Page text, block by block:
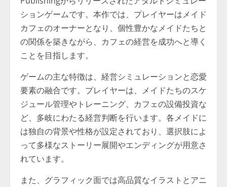
ションゲームです。本作では、プレイヤーはメイド
カフェのオーナーとなり、個性豊かなメイドたちと
の関係を築きながら、カフェの経営を成功へと導く
ことを目指します。
ゲームの主な特徴は、経営シミュレーションと恋愛
要素の融合です。プレイヤーは、メイドたちのスケ
ジュール管理やトレーニング、カフェの設備投資な
ど、多岐にわたる経営判断を行います。各メイドに
は独自の背景や性格が設定されており、選択肢によ
って多様なストーリー展開やエンディングが用意さ
れています。
また、グラフィック面では高品質なイラストとアニ